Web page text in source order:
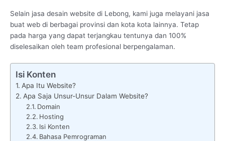
Selain jasa desain website di Lebong, kami juga melayani jasa
buat web di berbagai provinsi dan kota kota lainnya. Tetap
pada harga yang dapat terjangkau tentunya dan 100%
diselesaikan oleh team profesional berpengalaman.
Isi Konten
Apa Itu Website?
Apa Saja Unsur-Unsur Dalam Website?
Domain
Hosting
Isi Konten
Bahasa Pemrograman